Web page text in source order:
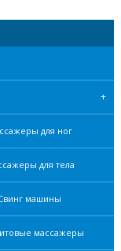
для ног
для тела
машины
масcажеры